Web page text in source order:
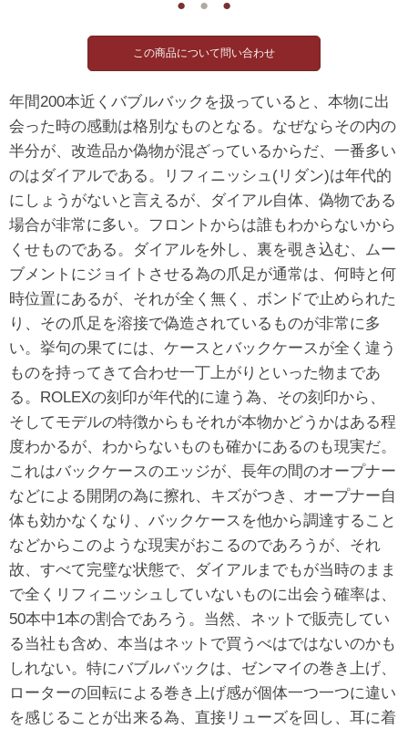
● ● ●
年間200本近くバブルバックを扱っていると、本物に出
会った時の感動は格別なものとなる。なぜならその内の
半分が、改造品か偽物が混ざっているからだ、一番多い
のはダイアルである。リフィニッシュ(リダン)は年代的
にしょうがないと言えるが、ダイアル自体、偽物である
場合が非常に多い。フロントからは誰もわからないから
くせものである。ダイアルを外し、裏を覗き込む、ムー
ブメントにジョイトさせる為の爪足が通常は、何時と何
時位置にあるが、それが全く無く、ボンドで止められた
り、その爪足を溶接で偽造されているものが非常に多
い。挙句の果てには、ケースとバックケースが全く違う
ものを持ってきて合わせ一丁上がりといった物まであ
る。ROLEXの刻印が年代的に違う為、その刻印から、
そしてモデルの特徴からもそれが本物かどうかはある程
度わかるが、わからないものも確かにあるのも現実だ。
これはバックケースのエッジが、長年の間のオープナー
などによる開閉の為に擦れ、キズがつき、オープナー自
体も効かなくなり、バックケースを他から調達すること
などからこのような現実がおこるのであろうが、それ
故、すべて完璧な状態で、ダイアルまでもが当時のまま
で全くリフィニッシュしていないものに出会う確率は、
50本中1本の割合であろう。当然、ネットで販売してい
る当社も含め、本当はネットで買うべはではないのかも
しれない。特にバブルバックは、ゼンマイの巻き上げ、
ローターの回転による巻き上げ感が個体一つ一つに違い
を感じることが出来る為、直接リューズを回し、耳に着